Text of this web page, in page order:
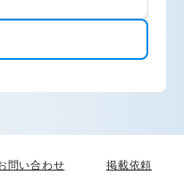
問い合わせ 掲載依頼